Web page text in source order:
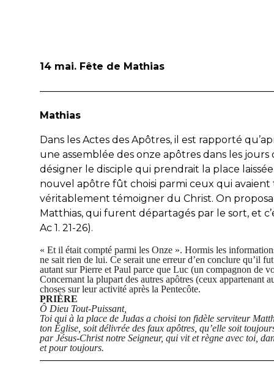
14 mai. Fête de Mathias
Mathias
Dans les Actes des Apôtres, il est rapporté
une assemblée des onze apôtres dans les jours
désigner le disciple qui prendrait la place
nouvel apôtre fût choisi parmi ceux qui
véritablement témoigner du Christ. On
Matthias, qui furent départagés par le sort, et
Ac 1. 21-26).
« Et il était compté parmi les Onze ». Hormis les
ne sait rien de lui. Ce serait une erreur d’en conclure qu’il
autant sur Pierre et Paul parce que Luc (un compagnon de
Concernant la plupart des autres apôtres (ceux appartenant
choses sur leur activité après la Pentecôte.
PRIÈRE
Ô Dieu Tout-Puissant,
Toi qui à la place de Judas a choisi tonfidèle serviteur
tonÉglise, soitdélivrée des faux apôtres, qu’elle soit
par Jésus-Christ notre Seigneur, qui vit et règne avec toi,
et pour toujours.